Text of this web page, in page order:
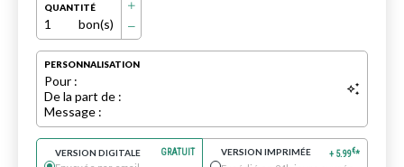
QUANTITÉ
1 bon(s)
PERSONNALISATION
Pour :
De la part de :
Message :
VERSION DIGITALE GRATUIT VERSION IMPRIMÉE + 5.99€*